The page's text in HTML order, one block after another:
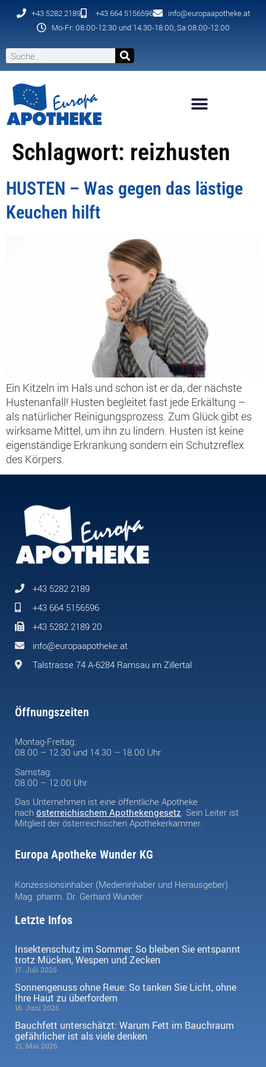
+43 5282 2189 +43 664 5156596
info@europaapotheke.at
Mo-Fr: 08.00-12.30 und 14.30-18.00, Sa:08.00-12.00
Schlagwort: reizhusten
HUSTEN – Was gegen das lästige
Keuchen hilft
Ein Kitzeln im Hals und schon ist er da, der nächste
Hustenanfall! Husten begleitet fast jede Erkältung –
als natürlicher Reinigungsprozess. Zum Glück gibt es
wirksame Mittel, um ihn zu lindern. Husten ist keine
eigenständige Erkrankung sondern ein Schutzreflex
des Körpers.
+43 5282 2189
+43 664 5156596
+43 5282 2189 20
info@europaapotheke.at
Talstrasse 74 A-6284 Ramsau im Zillertal
Öffnungszeiten
Montag-Freitag:
08.00 – 12.30 und 14.30 – 18.00 Uhr
Samstag:
08.00 – 12.00 Uhr
Das Unternehmen ist eine öffentliche Apotheke
nach österreichischem Apothekengesetz. Sein Leiter ist
Mitglied der österreichischen Apothekerkammer.
Europa Apotheke Wunder KG
Konzessionsinhaber (Medieninhaber und Herausgeber)
Mag. pharm. Dr. Gerhard Wunder
Letzte Infos
Insektenschutz im Sommer: So bleiben Sie entspannt
trotz Mücken, Wespen und Zecken
17. Juli 2026
Sonnengenuss ohne Reue: So tanken Sie Licht, ohne
Ihre Haut zu überfordern
16. Juni 2026
Bauchfett unterschätzt: Warum Fett im Bauchraum
gefährlicher ist als viele denken
21. Mai 2026